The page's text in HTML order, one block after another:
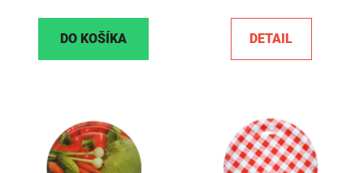
DO KOŠÍKA DETAIL